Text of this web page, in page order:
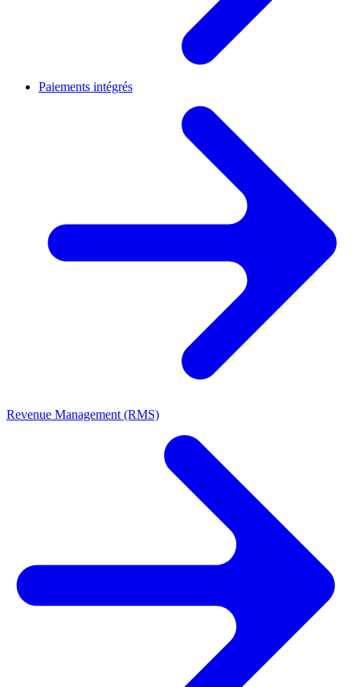
Paiements intégrés
Revenue Management (RMS)